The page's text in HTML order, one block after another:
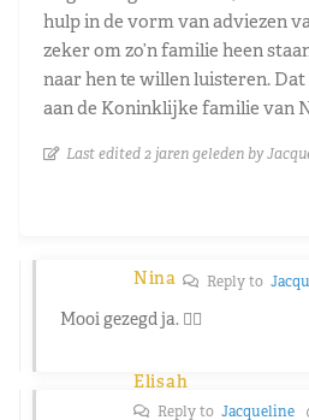
hulp in de vorm van adviezen
zeker om zo’n familie heen
naar hen te willen luisteren.
aan de Koninklijke familie van
Last edited 2 jaren geleden by
Nina Reply to
Mooi gezegd ja. 👍🏻
Elisah
Reply to Jacqueline